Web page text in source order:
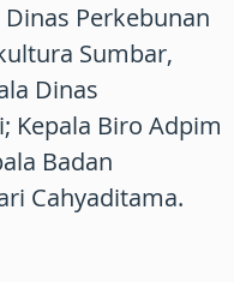
Perkebunan
Sumbar,
Dinas
Kepala Biro Adpim
Badan
Cahyaditama.